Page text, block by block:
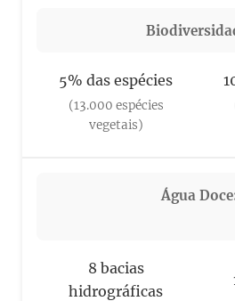
5% das espécies
(13.000 espécies
vegetais)
Água
8 bacias
hidrográficas